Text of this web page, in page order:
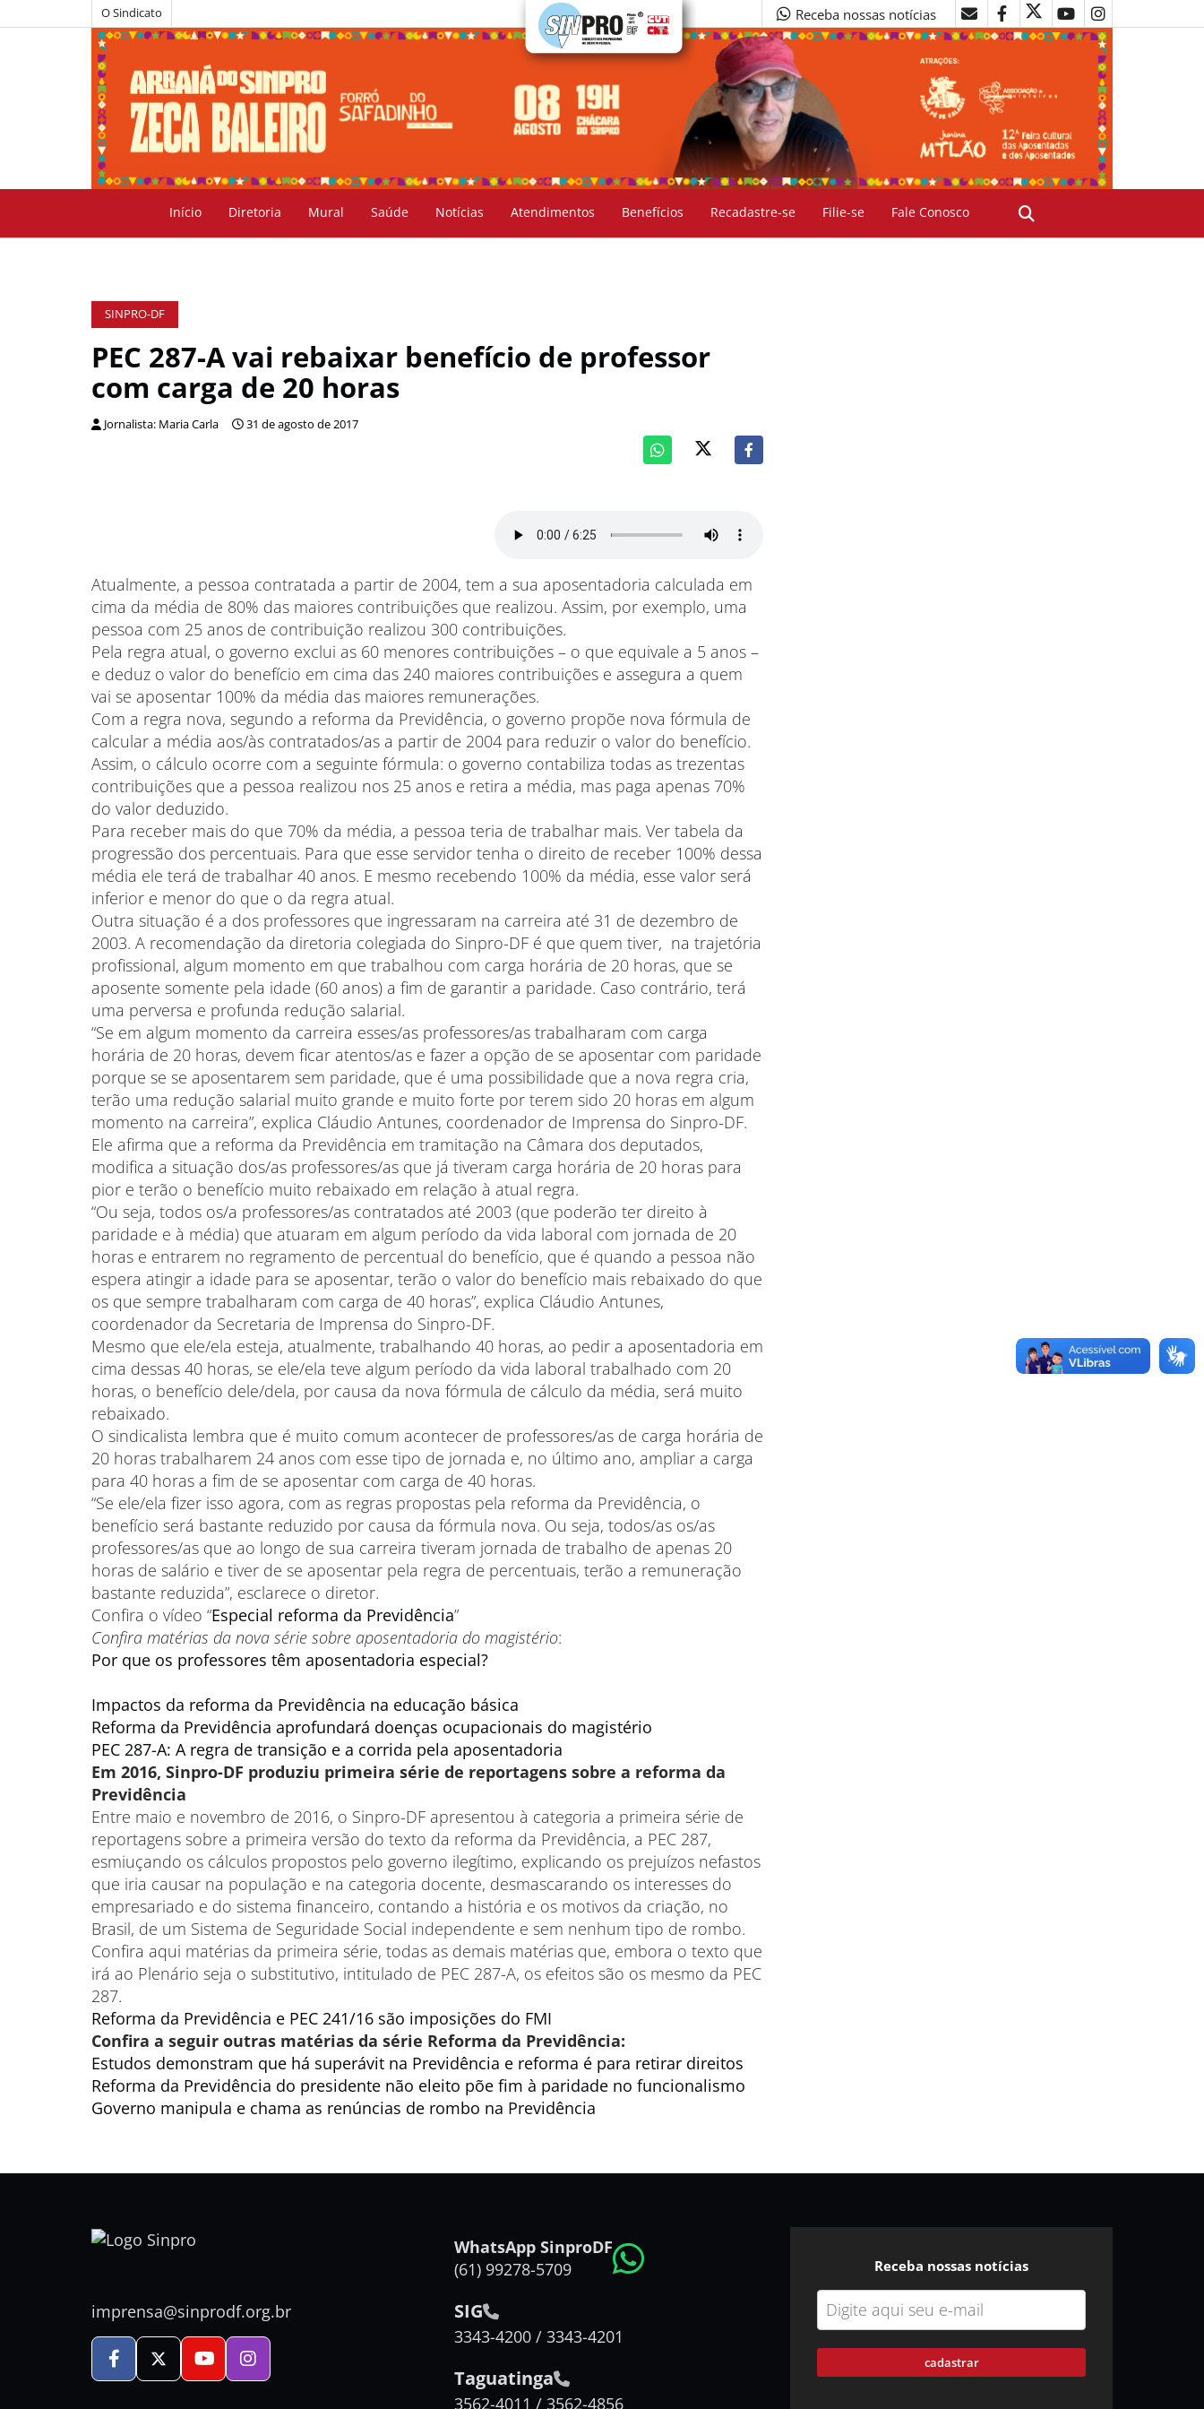
O Sindicato Receba nossas notícias
Início Diretoria Mural Saúde Notícias Atendimentos Benefícios Recadastre-se Filie-se Fale Conosco
SINPRO-DF
PEC 287-A vai rebaixar benefício de professor
com carga de 20 horas
Jornalista: Maria Carla 31 de agosto de 2017
Atualmente, a pessoa contratada a partir de 2004, tem a sua aposentadoria calculada em
cima da média de 80% das maiores contribuições que realizou. Assim, por exemplo, uma
pessoa com 25 anos de contribuição realizou 300 contribuições.
Pela regra atual, o governo exclui as 60 menores contribuições – o que equivale a 5 anos –
e deduz o valor do benefício em cima das 240 maiores contribuições e assegura a quem
vai se aposentar 100% da média das maiores remunerações.
Com a regra nova, segundo a reforma da Previdência, o governo propõe nova fórmula de
calcular a média aos/às contratados/as a partir de 2004 para reduzir o valor do benefício.
Assim, o cálculo ocorre com a seguinte fórmula: o governo contabiliza todas as trezentas
contribuições que a pessoa realizou nos 25 anos e retira a média, mas paga apenas 70%
do valor deduzido.
Para receber mais do que 70% da média, a pessoa teria de trabalhar mais. Ver tabela da
progressão dos percentuais. Para que esse servidor tenha o direito de receber 100% dessa
média ele terá de trabalhar 40 anos. E mesmo recebendo 100% da média, esse valor será
inferior e menor do que o da regra atual.
Outra situação é a dos professores que ingressaram na carreira até 31 de dezembro de
2003. A recomendação da diretoria colegiada do Sinpro-DF é que quem tiver, na trajetória
profissional, algum momento em que trabalhou com carga horária de 20 horas, que se
aposente somente pela idade (60 anos) a fim de garantir a paridade. Caso contrário, terá
uma perversa e profunda redução salarial.
“Se em algum momento da carreira esses/as professores/as trabalharam com carga
horária de 20 horas, devem ficar atentos/as e fazer a opção de se aposentar com paridade
porque se se aposentarem sem paridade, que é uma possibilidade que a nova regra cria,
terão uma redução salarial muito grande e muito forte por terem sido 20 horas em algum
momento na carreira”, explica Cláudio Antunes, coordenador de Imprensa do Sinpro-DF.
Ele afirma que a reforma da Previdência em tramitação na Câmara dos deputados,
modifica a situação dos/as professores/as que já tiveram carga horária de 20 horas para
pior e terão o benefício muito rebaixado em relação à atual regra.
“Ou seja, todos os/a professores/as contratados até 2003 (que poderão ter direito à
paridade e à média) que atuaram em algum período da vida laboral com jornada de 20
horas e entrarem no regramento de percentual do benefício, que é quando a pessoa não
espera atingir a idade para se aposentar, terão o valor do benefício mais rebaixado do que
os que sempre trabalharam com carga de 40 horas”, explica Cláudio Antunes,
coordenador da Secretaria de Imprensa do Sinpro-DF.
Mesmo que ele/ela esteja, atualmente, trabalhando 40 horas, ao pedir a aposentadoria em
cima dessas 40 horas, se ele/ela teve algum período da vida laboral trabalhado com 20
horas, o benefício dele/dela, por causa da nova fórmula de cálculo da média, será muito
rebaixado.
O sindicalista lembra que é muito comum acontecer de professores/as de carga horária de
20 horas trabalharem 24 anos com esse tipo de jornada e, no último ano, ampliar a carga
para 40 horas a fim de se aposentar com carga de 40 horas.
“Se ele/ela fizer isso agora, com as regras propostas pela reforma da Previdência, o
benefício será bastante reduzido por causa da fórmula nova. Ou seja, todos/as os/as
professores/as que ao longo de sua carreira tiveram jornada de trabalho de apenas 20
horas de salário e tiver de se aposentar pela regra de percentuais, terão a remuneração
bastante reduzida”, esclarece o diretor.
Confira o vídeo “Especial reforma da Previdência”
Confira matérias da nova série sobre aposentadoria do magistério:
Por que os professores têm aposentadoria especial?
Impactos da reforma da Previdência na educação básica
Reforma da Previdência aprofundará doenças ocupacionais do magistério
PEC 287-A: A regra de transição e a corrida pela aposentadoria
Em 2016, Sinpro-DF produziu primeira série de reportagens sobre a reforma da
Previdência
Entre maio e novembro de 2016, o Sinpro-DF apresentou à categoria a primeira série de
reportagens sobre a primeira versão do texto da reforma da Previdência, a PEC 287,
esmiuçando os cálculos propostos pelo governo ilegítimo, explicando os prejuízos nefastos
que iria causar na população e na categoria docente, desmascarando os interesses do
empresariado e do sistema financeiro, contando a história e os motivos da criação, no
Brasil, de um Sistema de Seguridade Social independente e sem nenhum tipo de rombo.
Confira aqui matérias da primeira série, todas as demais matérias que, embora o texto que
irá ao Plenário seja o substitutivo, intitulado de PEC 287-A, os efeitos são os mesmo da PEC
287.
Reforma da Previdência e PEC 241/16 são imposições do FMI
Confira a seguir outras matérias da série Reforma da Previdência:
Estudos demonstram que há superávit na Previdência e reforma é para retirar direitos
Reforma da Previdência do presidente não eleito põe fim à paridade no funcionalismo
Governo manipula e chama as renúncias de rombo na Previdência
imprensa@sinprodf.org.br
WhatsApp SinproDF
(61) 99278-5709
SIG
3343-4200 / 3343-4201
Taguatinga
3562-4011 / 3562-4856
Receba nossas notícias
cadastrar